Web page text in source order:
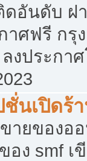
ดอันดับ ฝ
าศฟรี กรุ
งประกา
นเปิดร้
ายของอ
อง smf เ